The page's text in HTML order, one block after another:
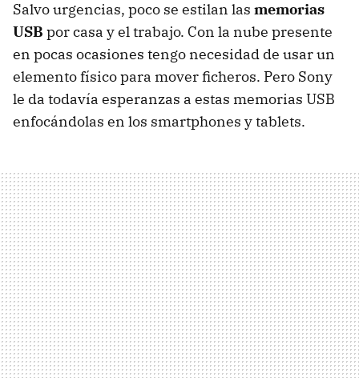
Salvo urgencias, poco se estilan las memorias
USB por casa y el trabajo. Con la nube presente
en pocas ocasiones tengo necesidad de usar un
elemento físico para mover ficheros. Pero Sony
le da todavía esperanzas a estas memorias USB
enfocándolas en los smartphones y tablets.